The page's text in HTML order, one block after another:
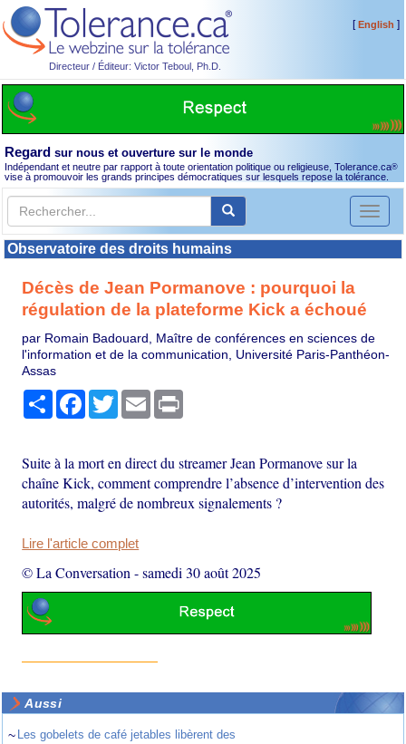
Directeur / Éditeur: Victor Teboul, Ph.D.
[English ]
Regard sur nous et ouverture sur le monde
Indépendant et neutre par rapport à toute orientation politique ou religieuse, Tolerance.ca®
vise à promouvoir les grands principes démocratiques sur lesquels repose la tolérance.
Toggle
Observatoire des droits humains
Décès de Jean Pormanove : pourquoi la
régulation de la plateforme Kick a échoué
par Romain Badouard, Maître de conférences en sciences de
l'information et de la communication, Université Paris-Panthéon-
Assas
PartagerFacebook
TwitterEmail
Suite à la mort en direct du streamer Jean Pormanove sur la
chaîne Kick, comment comprendre l’absence d’intervention des
autorités, malgré de nombreux signalements ?
Lire l'article complet
© La Conversation -samedi 30 août 2025
Aussi
~ Les gobelets de café jetables libèrent des